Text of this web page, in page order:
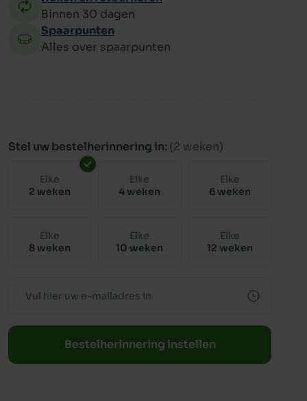
Binnen 30 dagen
Spaarpunten
Alles over spaarpunten
Stel uw bestelherinnering in: (2 weken)
Elke
2 weken
Elke
4 weken
Elke
6 weken
Elke
8 weken
Elke
10 weken
Elke
12 weken
Bestelherinnering instellen